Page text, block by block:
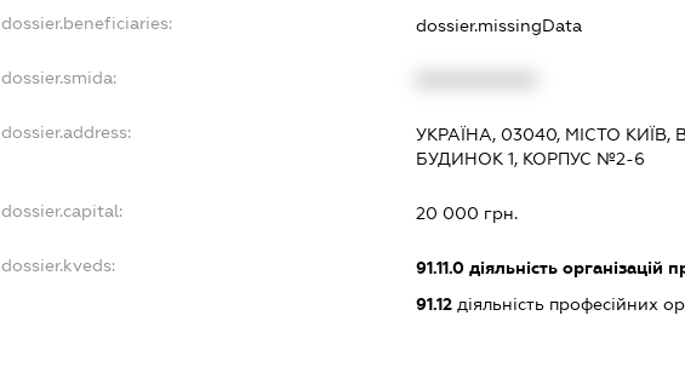
dossier.beneficiaries: dossier.missingData
dossier.smida:
dossier.address:
УКРАЇНА, 03040, МІСТО
БУДИНОК 1, КОРПУС №2-6
dossier.capital: 20 000 грн.
dossier.kveds: 91.11.0 діяльність організацій
91.12 діяльність професійних